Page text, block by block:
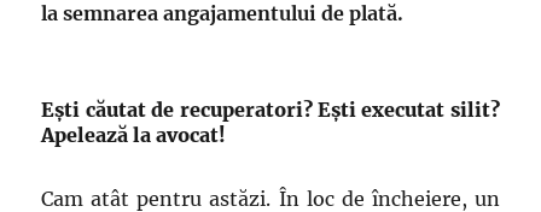
la semnarea angajamentului de plată.
Ești căutat de recuperatori? Ești executat silit?
Apelează la avocat!
Cam atât pentru astăzi. În loc de încheiere, un